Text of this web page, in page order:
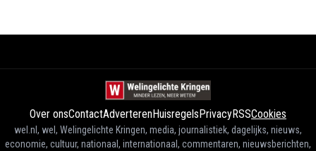
Over onsContactAdverterenHuisregelsPrivacyRSSCookies
wel.nl, wel, Welingelichte Kringen, media, journalistiek, dagelijks, nieuws,
economie, cultuur, nationaal, internationaal, commentaren, nieuwsberichten,